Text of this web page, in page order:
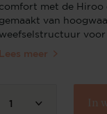
comfort met de Hiroo
gemaakt van
weefselstructuur voor
chique tinten, van de
Scandinavische
Lees meer
1 In